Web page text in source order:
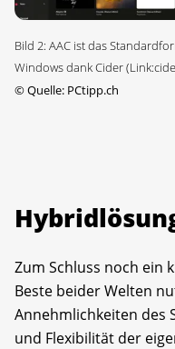
Bild 2: AAC ist das
Windows dank Cider
©Quelle: PCtipp.ch
Zum Schluss noch ein
Beste beider Welten
Annehmlichkeiten des
und Flexibilität der